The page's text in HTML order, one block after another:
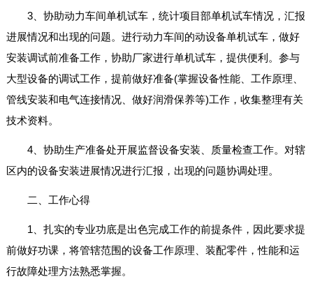
3、协助动力车间单机试车，统计项目部单机试车情况，汇报
进展情况和出现的问题。进行动力车间的动设备单机试车，做好
安装调试前准备工作，协助厂家进行单机试车，提供便利。参与
大型设备的调试工作，提前做好准备(掌握设备性能、工作原理、
管线安装和电气连接情况、做好润滑保养等)工作，收集整理有关
技术资料。
4、协助生产准备处开展监督设备安装、质量检查工作。对辖
区内的设备安装进展情况进行汇报，出现的问题协调处理。
二、工作心得
1、扎实的专业功底是出色完成工作的前提条件，因此要求提
前做好功课，将管辖范围的设备工作原理、装配零件，性能和运
行故障处理方法熟悉掌握。